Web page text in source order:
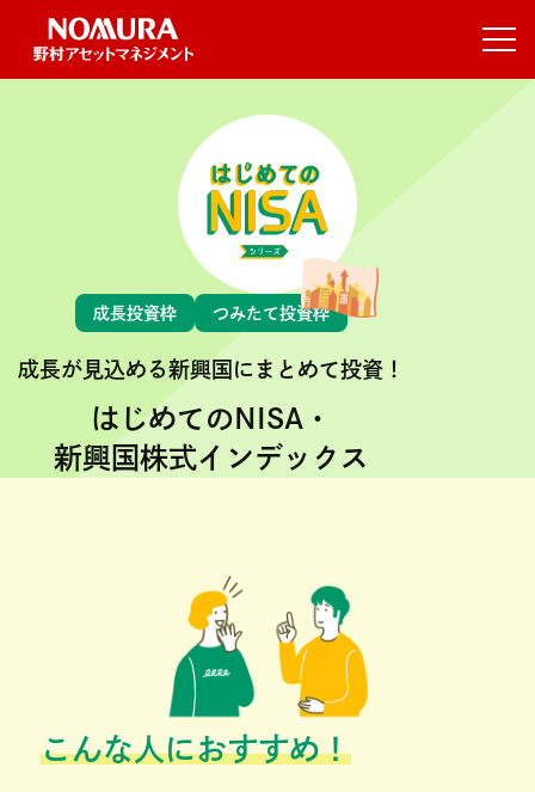
成長投資枠 つみたて投資枠
成長が見込める新興国にまとめて投資！
はじめてのNISA・
新興国株式インデックス
こんな人におすすめ！